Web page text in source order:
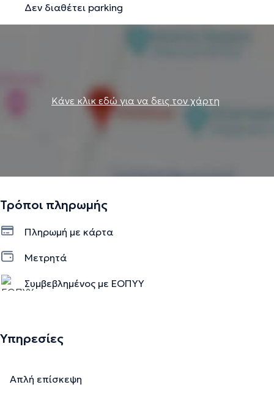
Δεν διαθέτει parking
Κάνε κλικ εδώ για να δεις τον χάρτη
Τρόποι πληρωμής
Πληρωμή με κάρτα
Μετρητά
Συμβεβλημένος με ΕΟΠΥΥ
Υπηρεσίες
Απλή επίσκεψη